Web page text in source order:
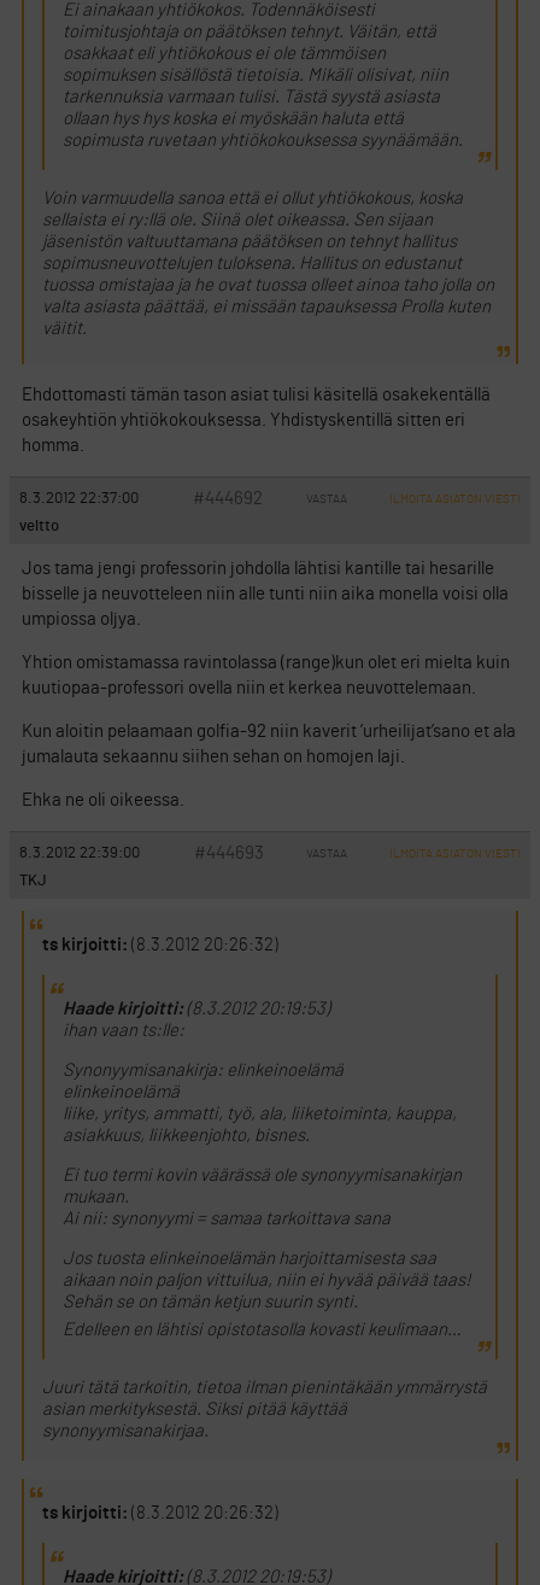
Ei ainakaan yhtiökokos. Todennäköisesti
toimitusjohtaja on päätöksen tehnyt. Väitän, että
osakkaat eli yhtiökokous ei ole tämmöisen
sopimuksen sisällöstä tietoisia. Mikäli olisivat, niin
tarkennuksia varmaan tulisi. Tästä syystä asiasta
ollaan hys hys koska ei myöskään haluta että
sopimusta ruvetaan yhtiökokouksessa syynäämään.
Voin varmuudella sanoa että ei ollut yhtiökokous, koska
sellaista ei ry:llä ole. Siinä olet oikeassa. Sen sijaan
jäsenistön valtuuttamana päätöksen on tehnyt hallitus
sopimusneuvottelujen tuloksena. Hallitus on edustanut
tuossa omistajaa ja he ovat tuossa olleet ainoa taho jolla on
valta asiasta päättää, ei missään tapauksessa Prolla kuten
väitit.
Ehdottomasti tämän tason asiat tulisi käsitellä osakekentällä
osakeyhtiön yhtiökokouksessa. Yhdistyskentillä sitten eri
homma.
8.3.2012 22:37:00 #444692 VASTAA ILMOITA ASIATON VIESTI
veltto
Jos tama jengi professorin johdolla lähtisi kantille tai hesarille
bisselle ja neuvotteleen niin alle tunti niin aika monella voisi olla
umpiossa oljya.
Yhtion omistamassa ravintolassa (range)kun olet eri mielta kuin
kuutiopaa-professori ovella niin et kerkea neuvottelemaan.
Kun aloitin pelaamaan golfia-92 niin kaverit ’urheilijat’sano et ala
jumalauta sekaannu siihen sehan on homojen laji.
Ehka ne oli oikeessa.
8.3.2012 22:39:00 #444693 VASTAA ILMOITA ASIATON VIESTI
TKJ
ts kirjoitti: (8.3.2012 20:26:32)
Haade kirjoitti:(8.3.2012 20:19:53)
ihan vaan ts:lle:
Synonyymisanakirja: elinkeinoelämä
elinkeinoelämä
liike, yritys, ammatti, työ, ala, liiketoiminta, kauppa,
asiakkuus, liikkeenjohto, bisnes.
Ei tuo termi kovin väärässä ole synonyymisanakirjan
mukaan.
Ai nii: synonyymi = samaa tarkoittava sana
Jos tuosta elinkeinoelämän harjoittamisesta saa
aikaan noin paljon vittuilua, niin ei hyvää päivää taas!
Sehän se on tämän ketjun suurin synti.
Edelleen en lähtisi opistotasolla kovasti keulimaan…
Juuri tätä tarkoitin, tietoa ilman pienintäkään ymmärrystä
asian merkityksestä. Siksi pitää käyttää
synonyymisanakirjaa.
ts kirjoitti: (8.3.2012 20:26:32)
Haade kirjoitti:(8.3.2012 20:19:53)